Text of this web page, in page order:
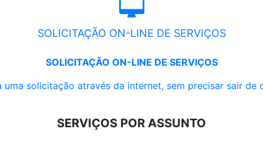
SOLICITAÇÃO ON-LINE DE SERVIÇOS
SOLICITAÇÃO ON-LINE DE SERVIÇOS
uma solicitação através da internet, sem precisar sair de
SERVIÇOS POR ASSUNTO